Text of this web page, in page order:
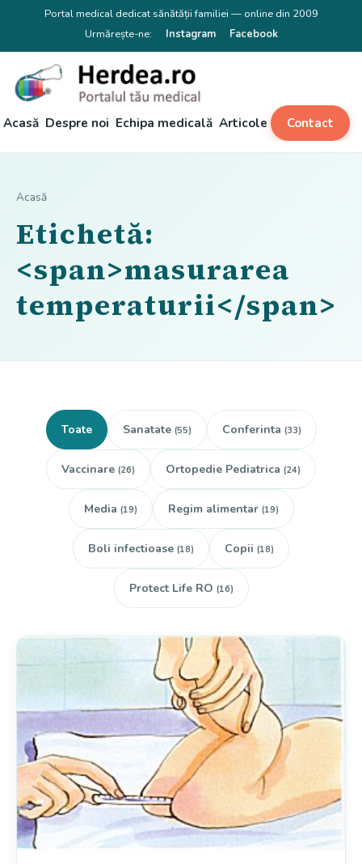
Portal medical dedicat sănătății familiei — online din 2009
Urmărește-ne:
Instagram Facebook
Acasă Despre noi Echipa medicală Articole Contact
Acasă
Etichetă:
<span>masurarea
temperaturii</span>
Toate Sanatate (55) Conferinta (33)
Vaccinare (26) Ortopedie Pediatrica (24)
Media (19) Regim alimentar (19)
Boli infectioase (18) Copii (18)
Protect Life RO (16)